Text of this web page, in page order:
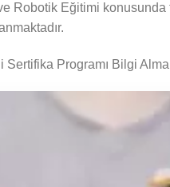
Robotik Eğitimi
Programı Bilgi